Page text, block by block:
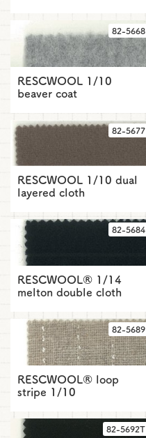
82-5668
RESCWOOL 1/10
beaver coat
82-5677
RESCWOOL 1/10 dual
layered cloth
82-5684
RESCWOOL® 1/14
melton double cloth
82-5689
RESCWOOL® loop
stripe 1/10
82-5692T